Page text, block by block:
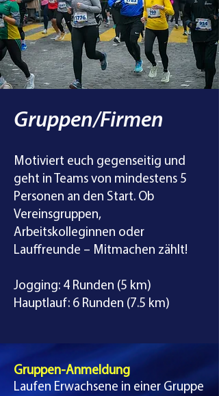
Gruppen/Firmen
Motiviert euch gegenseitig und
geht in Teams von mindestens 5
Personen an den Start. Ob
Vereinsgruppen,
Arbeitskolleginnen oder
Lauffreunde – Mitmachen zählt!
Jogging: 4 Runden (5 km)
Hauptlauf: 6 Runden (7.5 km)
Gruppen-Anmeldung
Laufen Erwachsene in einer Gruppe